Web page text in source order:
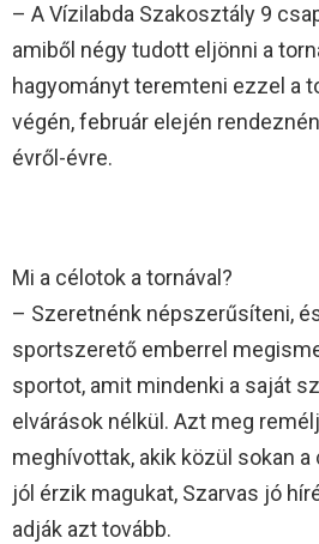
– A Vízilabda Szakosztály 9
amiből négy tudott eljönni a
hagyományt teremteni ezzel a
végén, február elején
évről-évre.
Mi a célotok a tornával?
– Szeretnénk népszerűsíteni,
sportszerető emberrel
sportot, amit mindenki a saját
elvárások nélkül. Azt meg
meghívottak, akik közül sokan
jól érzik magukat, Szarvas jó
adják azt tovább.